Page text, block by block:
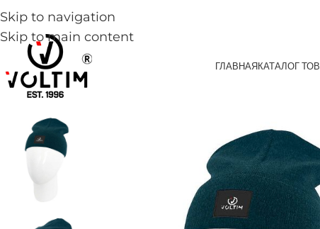
Skip to navigation
Skip to main content
ГЛАВНАЯКАТАЛОГ